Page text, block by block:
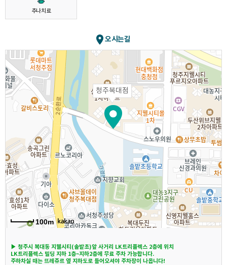
추나치료
오시는길
청주복대점
100m
▶ 청주시 복대동 지웰시티(솔밭초)앞 사거리 LK트리플렉스 2층에 위치
LK트리플렉스 빌딩 지하 1층~지하2층에 무료 주차 가능합니다.
주하차실 때는 뜨레쥬르 옆 지하도로 들어오셔야 주차장이 나옵니다!